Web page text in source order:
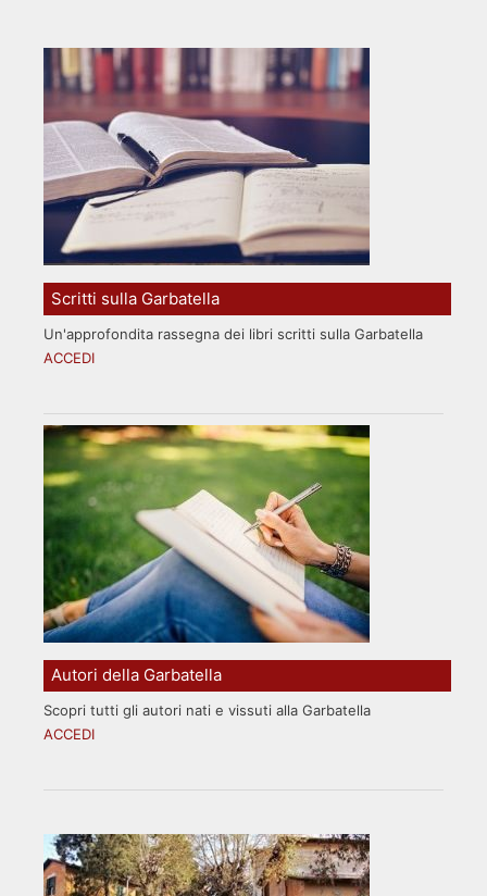
Scritti sulla Garbatella
Un'approfondita rassegna dei libri scritti sulla Garbatella
ACCEDI
Autori della Garbatella
Scopri tutti gli autori nati e vissuti alla Garbatella
ACCEDI